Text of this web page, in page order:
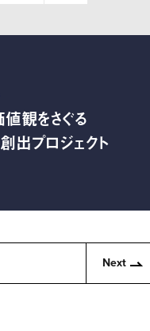
観をさぐる
出プロジェクト
Next